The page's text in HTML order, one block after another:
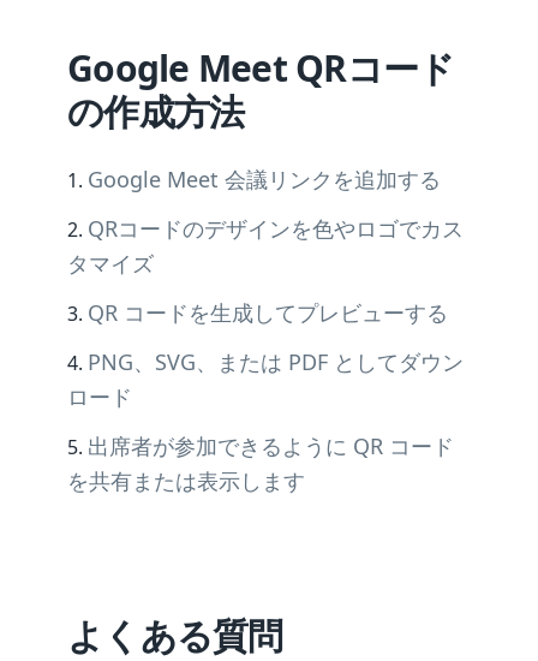
Google Meet QRコード
の作成方法
Google Meet 会議リンクを追加する
QRコードのデザインを色やロゴでカス
タマイズ
QR コードを生成してプレビューする
PNG、SVG、または PDF としてダウン
ロード
出席者が参加できるように QR コード
を共有または表示します
よくある質問